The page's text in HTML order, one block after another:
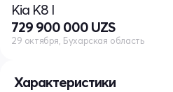
Характеристики
Kia K8 I
729 900 000 UZS
29 октября, Бухарская область